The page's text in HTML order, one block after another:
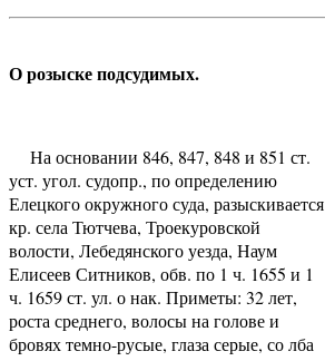
О розыске подсудимых.
На основании 846, 847, 848 и 851 ст.
уст. угол. судопр., по определению
Елецкого окружного суда, разыскивается
кр. села Тютчева, Троекуровской
волости, Лебедянского уезда, Наум
Елисеев Ситников, обв. по 1 ч. 1655 и 1
ч. 1659 ст. ул. о нак. Приметы: 32 лет,
роста среднего, волосы на голове и
бровях темно-русые, глаза серые, со лба